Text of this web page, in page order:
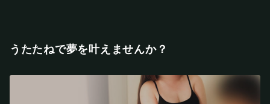
うたたねで夢を叶えませんか？